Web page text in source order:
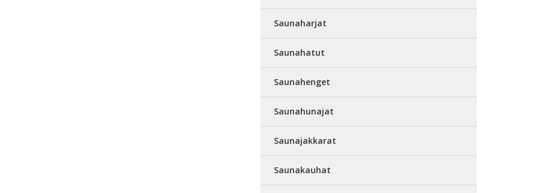
Saunaharjat
Saunahatut
Saunahenget
Saunahunajat
Saunajakkarat
Saunakauhat